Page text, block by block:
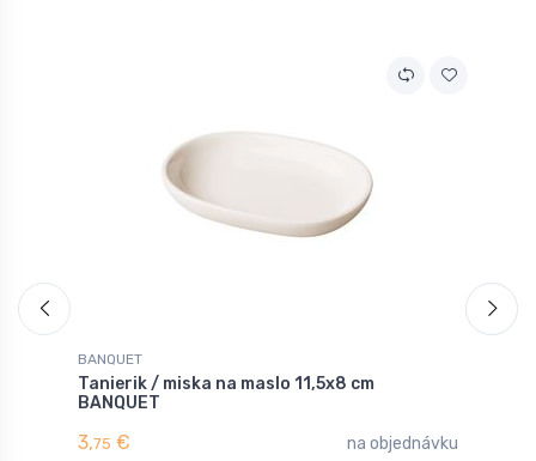
BANQUET
Tanierik / miska na maslo 11,5x8 cm
BANQUET
3,75 € na objednávku